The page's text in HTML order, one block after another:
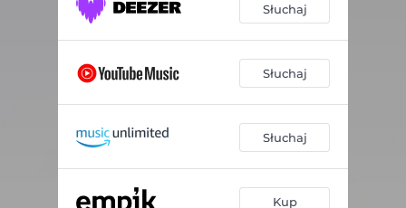
Słuchaj
Słuchaj
Słuchaj
Kup